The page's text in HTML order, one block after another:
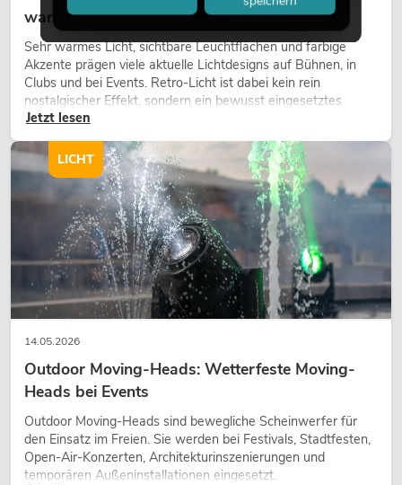
warmes Licht wieder wirkt
Sehr warmes Licht, sichtbare Leuchtflächen und farbige
Akzente prägen viele aktuelle Lichtdesigns auf Bühnen, in
Clubs und bei Events. Retro-Licht ist dabei kein rein
nostalgischer Effekt, sondern ein bewusst eingesetztes
Gestaltungsmittel: Es schafft Atmosphäre, gibt Szenen
Charakter und kann technische LED-Setups emotionaler
wirken lassen.
Jetzt lesen
14.05.2026
Outdoor Moving-Heads: Wetterfeste Moving-
Heads bei Events
Outdoor Moving-Heads sind bewegliche Scheinwerfer für
den Einsatz im Freien. Sie werden bei Festivals, Stadtfesten,
Open-Air-Konzerten, Architekturinszenierungen und
temporären Außeninstallationen eingesetzt.
LICHT